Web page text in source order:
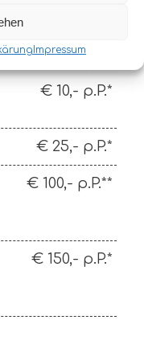
Impressum
€ 10,- p.P.*
€ 25,- p.P.*
€ 100,- p.P.**
€ 150,- p.P.*